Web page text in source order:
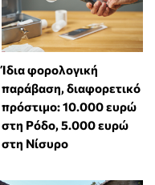
Ίδια φορολογική
παράβαση, διαφορετικό
πρόστιμο: 10.000 ευρώ
στη Ρόδο, 5.000 ευρώ
στη Νίσυρο